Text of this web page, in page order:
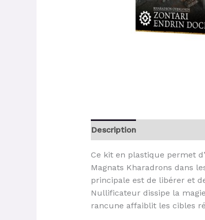
Description
Ce kit en plastique permet
Magnats Kharadrons dans
principale est de libérer et
Nullificateur dissipe la
rancune affaiblit les cibles